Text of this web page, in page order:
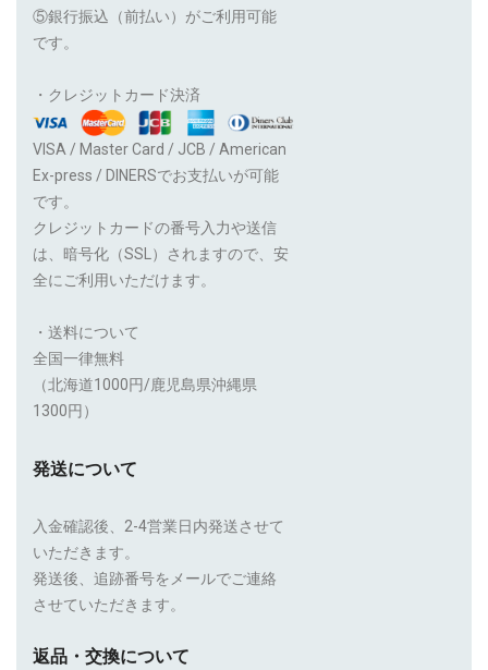
⑤銀行振込（前払い）がご利用可能
です。
・クレジットカード決済
VISA / Master Card / JCB / American
Ex-press / DINERSでお支払いが可能
です。
クレジットカードの番号入力や送信
は、暗号化（SSL）されますので、安
全にご利用いただけます。
・送料について
全国一律無料
（北海道1000円/鹿児島県沖縄県
1300円）
発送について
入金確認後、2-4営業日内発送させて
いただきます。
発送後、追跡番号をメールでご連絡
させていただきます。
返品・交換について